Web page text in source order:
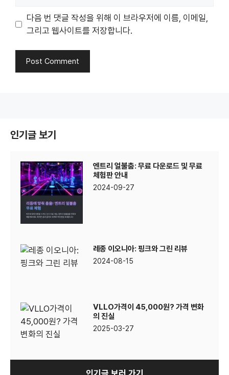
다음 번 댓글 작성을 위해 이 브라우저에 이름, 이메일,
그리고 웹사이트를 저장합니다.
인기글 보기
엔트리 얼불춤: 무료 다운로드 및 무료
체험판 안내
2024-09-27
레종 이오니아: 핑크와 그린 리뷰
2024-08-15
VLLO가격이 45,000원? 가격 변화
의 진실
2025-03-27